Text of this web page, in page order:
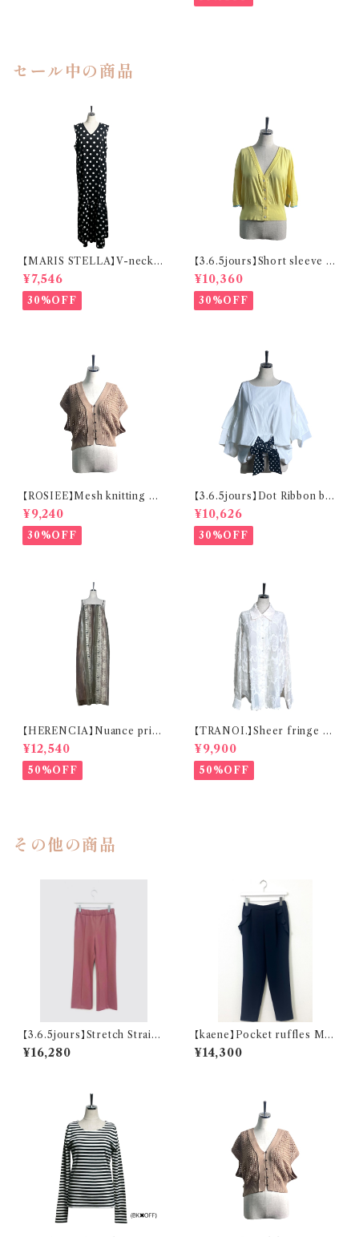
セール中の商品
【MARIS STELLA】V-neck
Maxi Sleeveless One-piece
¥7,546
30%OFF
【3.6.5jours】Short sleeve B
ack ruffle Cardigan
¥10,360
30%OFF
【ROSIEE】Mesh knitting Bo
lero
¥9,240
30%OFF
【3.6.5jours】Dot Ribbon blo
use
¥10,626
30%OFF
【HERENCIA】Nuance print
One-piece
¥12,540
50%OFF
【TRANOI.】Sheer fringe sh
irt
¥9,900
50%OFF
その他の商品
【3.6.5jours】Stretch Straigh
t Pants
¥16,280
【kaene】Pocket ruffles Mel
low pants
¥14,300